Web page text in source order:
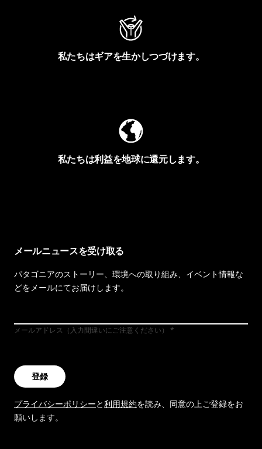
私たちはギアを生かしつづけます。
私たちは利益を地球に還元します。
メールニュースを受け取る
パタゴニアのストーリー、環境への取り組み、イベント情報な
どをメールにてお届けします。
メールアドレス（入力間違いにご注意ください）
登録
プライバシーポリシーと利用規約を読み、同意の上ご登録をお
願いします。